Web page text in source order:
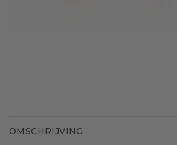
OMSCHRIJVING